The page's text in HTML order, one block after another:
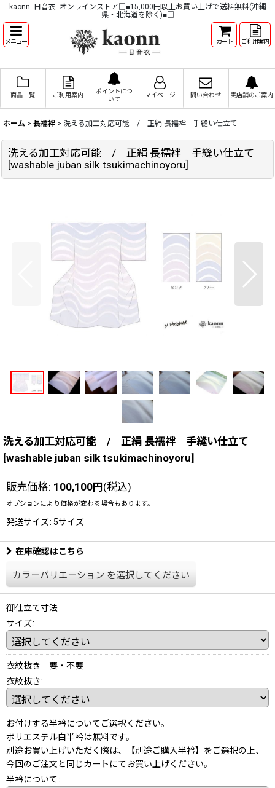
kaonn -日音衣- オンラインストア□■15,000円以上お買い上げで送料無料(沖縄
県・北海道を除く)■□
メニュー カート ご利用案内
商品一覧 ご利用案内
ポイントにつ
いて
マイページ 問い合わせ 実店舗のご案内
ホーム > 長襦袢 > 洗える加工対応可能 / 正絹 長襦袢 手縫い仕立て
洗える加工対応可能 / 正絹 長襦袢 手縫い仕立て
[washable juban silk tsukimachinoyoru]
洗える加工対応可能 / 正絹 長襦袢 手縫い仕立て
[washable juban silk tsukimachinoyoru]
販売価格: 100,100円(税込)
オプションにより価格が変わる場合もあります。
発送サイズ: 5サイズ
在庫確認はこちら
カラーバリエーション を選択してください
御仕立て寸法
サイズ:
衣紋抜き 要・不要
衣紋抜き:
お付けする半衿についてご選択ください。
ポリエステル白半衿は無料です。
別途お買い上げいただく際は、【別途ご購入半衿】をご選択の上、
今回のご注文と同じカートにてお買い上げください。
半衿について: